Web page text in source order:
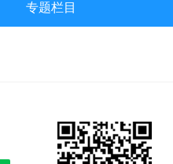
专题栏目